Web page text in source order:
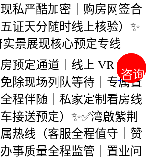
咨询
咨询
私严酷加密｜购房网签合
证天分随时线上核验）✨
景展现核心预定专线
预定通道｜线上 VR 全景
除现场列队等待｜专属置
程伴随｜私家定制看房线
接送预定）✨✅湾啟紫荆
热线（客服全程值守｜赞
事质量全程监管｜置业问